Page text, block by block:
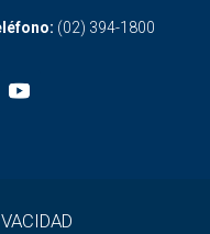
(02) 394-1800